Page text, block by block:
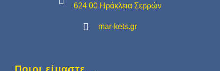
624 00 Ηράκλεια Σερρών
mar-kets.gr